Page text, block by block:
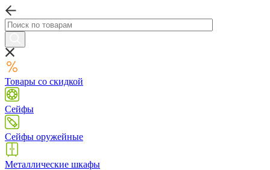
Товары со скидкой
Сейфы
Сейфы оружейные
Металлические шкафы